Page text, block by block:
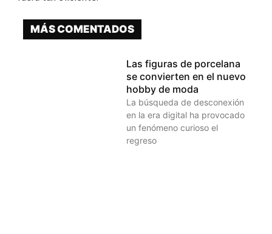
MÁS COMENTADOS
Las figuras de porcelana
se convierten en el nuevo
hobby de moda
La búsqueda de desconexión
en la era digital ha provocado
un fenómeno curioso el
regreso